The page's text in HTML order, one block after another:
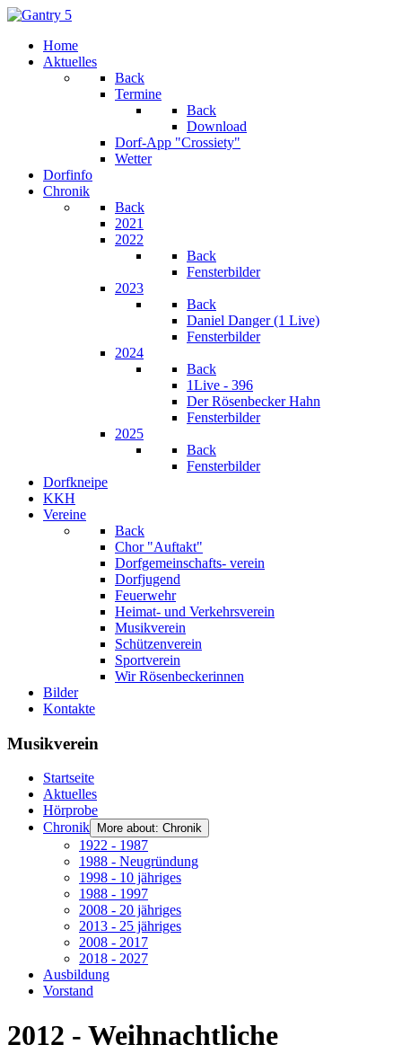
Home
Aktuelles
Back
Termine
Back
Download
Dorf-App "Crossiety"
Wetter
Dorfinfo
Chronik
Back
2021
2022
Back
Fensterbilder
2023
Back
Daniel Danger (1 Live)
Fensterbilder
2024
Back
1Live - 396
Der Rösenbecker Hahn
Fensterbilder
2025
Back
Fensterbilder
Dorfkneipe
KKH
Vereine
Back
Chor "Auftakt"
Dorfgemeinschafts- verein
Dorfjugend
Feuerwehr
Heimat- und Verkehrsverein
Musikverein
Schützenverein
Sportverein
Wir Rösenbeckerinnen
Bilder
Kontakte
Musikverein
Startseite
Aktuelles
Hörprobe
Chronik
More about: Chronik
1922 - 1987
1988 - Neugründung
1998 - 10 jähriges
1988 - 1997
2008 - 20 jähriges
2013 - 25 jähriges
2008 - 2017
2018 - 2027
Ausbildung
Vorstand
2012 - Weihnachtliche